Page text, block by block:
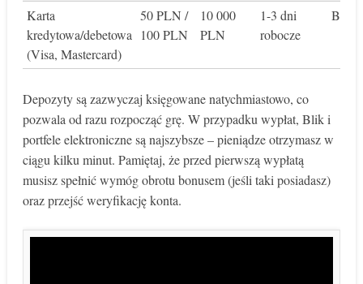
Karta
kredytowa/debetowa
(Visa, Mastercard)
50 PLN /
100 PLN
10 000
PLN
1-3 dni
robocze
Brak
Depozyty są zazwyczaj księgowane natychmiastowo, co
pozwala od razu rozpocząć grę. W przypadku wypłat, Blik i
portfele elektroniczne są najszybsze – pieniądze otrzymasz w
ciągu kilku minut. Pamiętaj, że przed pierwszą wypłatą
musisz spełnić wymóg obrotu bonusem (jeśli taki posiadasz)
oraz przejść weryfikację konta.